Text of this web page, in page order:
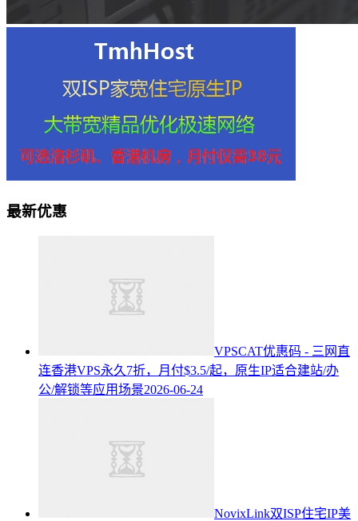
最新优惠
VPSCAT优惠码 - 三网直
连香港VPS永久7折，月付$3.5/起，原生IP适合建站/办
公/解锁等应用场景2026-06-24
NovixLink双ISP住宅IP美